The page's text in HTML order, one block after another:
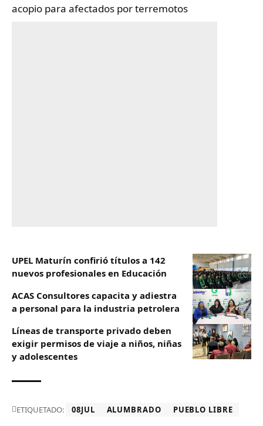
acopio para afectados por terremotos
UPEL Maturín confirió títulos a 142
nuevos profesionales en Educación
ACAS Consultores capacita y adiestra
a personal para la industria petrolera
Líneas de transporte privado deben
exigir permisos de viaje a niños, niñas
y adolescentes
ETIQUETADO: 08JUL ALUMBRADO PUEBLO LIBRE